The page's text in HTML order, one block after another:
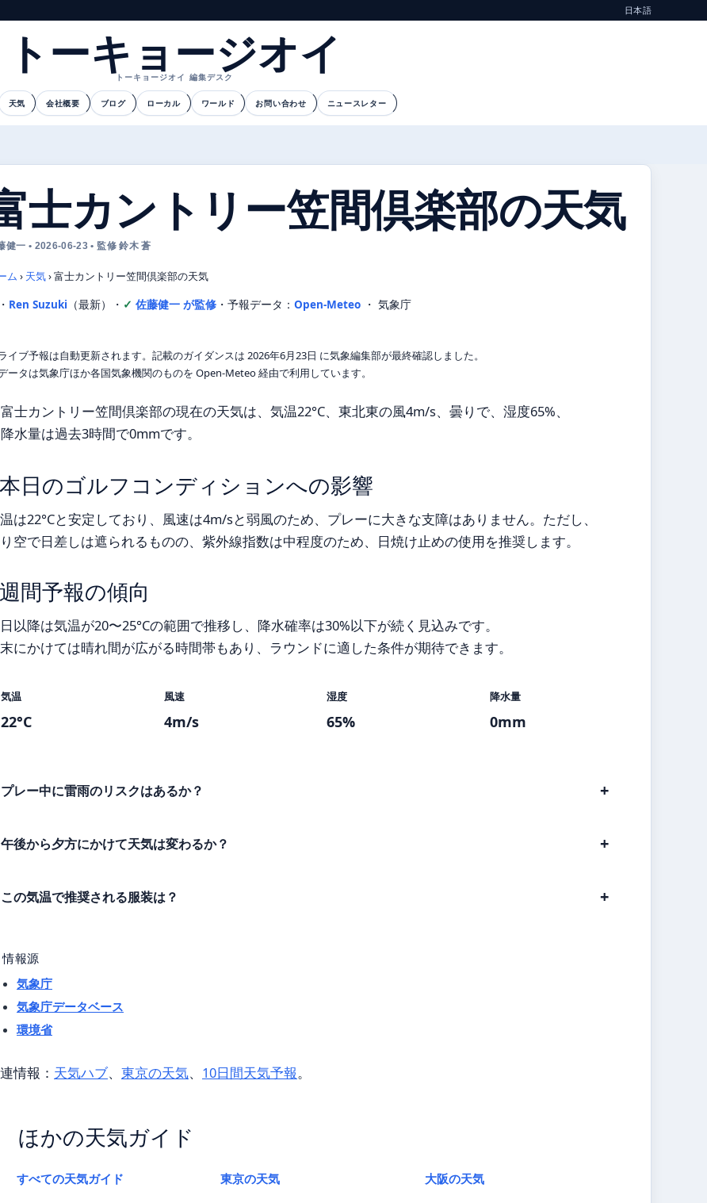
日本語
トーキョージオイ
トーキョージオイ 編集デスク
天気 会社概要 ブログ ローカル ワールド お問い合わせ ニュースレター
士カントリー笠間倶楽部の天気
健一 • 2026-06-23 • 監修 鈴木 蒼
ム › 天気›富士カントリー笠間倶楽部の天気
Ren Suzuki （最新） ・ 佐藤健一 が監修 ・ 予報データ： Open-Meteo ・ 気象庁
イブ予報は自動更新されます。記載のガイダンスは 2026年6月23日 に気象編集部が最終確認しました。
ータは気象庁ほか各国気象機関のものを Open-Meteo 経由で利用しています。
富士カントリー笠間倶楽部の現在の天気は、気温22°C、東北東の風4m/s、曇りで、湿度65%、
降水量は過去3時間で0mmです。
本日のゴルフコンディションへの影響
は22°Cと安定しており、風速は4m/sと弱風のため、プレーに大きな支障はありません。ただし、
空で日差しは遮られるものの、紫外線指数は中程度のため、日焼け止めの使用を推奨します。
週間予報の傾向
以降は気温が20〜25°Cの範囲で推移し、降水確率は30%以下が続く見込みです。
にかけては晴れ間が広がる時間帯もあり、ラウンドに適した条件が期待できます。
気温
22°C
風速
4m/s
湿度
65%
降水量
0mm
プレー中に雷雨のリスクはあるか？
午後から夕方にかけて天気は変わるか？
この気温で推奨される服装は？
情報源
気象庁
気象庁データベース
環境省
情報： 天気ハブ、 東京の天気、 10日間天気予報。
ほかの天気ガイド
すべての天気ガイド 東京の天気 大阪の天気